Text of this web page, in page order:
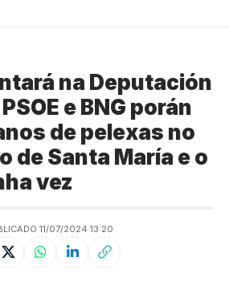
na Deputación
e BNG porán
de pelexas no
de Santa María e o
vez
11/07/2024 13:20